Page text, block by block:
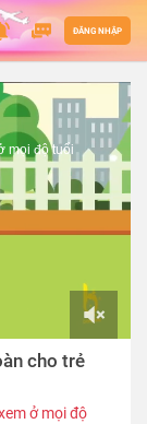
ĐĂNG NHẬP
mọi độ tuổi
cho trẻ
ở mọi độ